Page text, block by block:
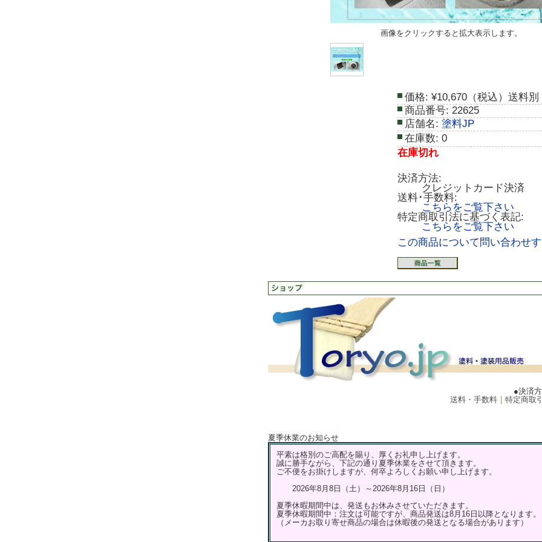
画像をクリックすると拡大表示します。
価格: ¥10,670（税込）送料別
商品番号: 22625
店舗名: 塗料JP
在庫数: 0
在庫切れ
決済方法:
クレジットカード決済
送料･手数料:
こちらをご覧下さい
特定商取引法に基づく表記:
こちらをご覧下さい
この商品について問い合わせ
●決済
送料・手数料｜ 特定商取
夏季休業のお知らせ
平素は格別のご高配を賜り、厚くお礼申し上げます。
誠に勝手ながら、下記の通り夏季休業をさせて頂きます。
ご不便をお掛けしますが、何卒よろしくお願い申し上げます。
2026年8月8日（土）～2026年8月16日（日）
夏季休暇期間中は、発送もお休みさせていただきます。
夏季休暇期間中：注文は可能ですが、商品発送は8月16日以降となります。
（メーカお取り寄せ商品の場合は休暇後の発送となる場合があります）